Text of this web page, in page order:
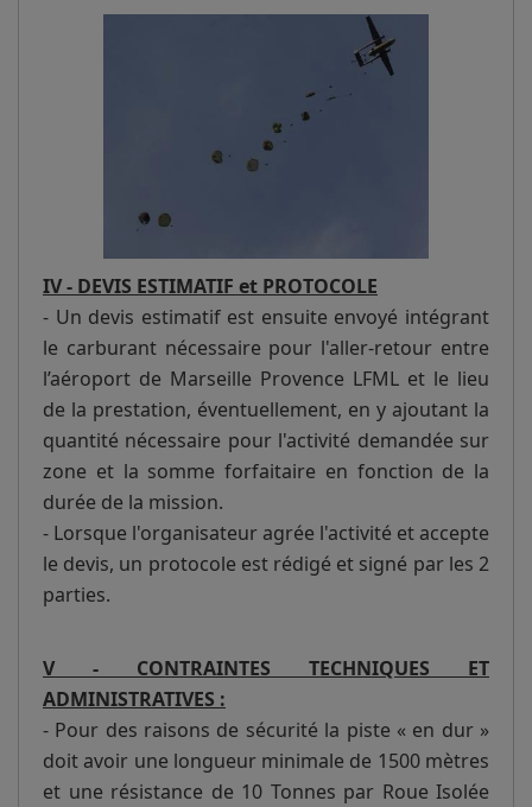
IV - DEVIS ESTIMATIF et PROTOCOLE
- Un devis estimatif est ensuite envoyé intégrant
le carburant nécessaire pour l'aller-retour entre
l’aéroport de Marseille Provence LFML et le lieu
de la prestation, éventuellement, en y ajoutant la
quantité nécessaire pour l'activité demandée sur
zone et la somme forfaitaire en fonction de la
durée de la mission.
- Lorsque l'organisateur agrée l'activité et accepte
le devis, un protocole est rédigé et signé par les 2
parties.
V - CONTRAINTES TECHNIQUES ET
ADMINISTRATIVES :
- Pour des raisons de sécurité la piste « en dur »
doit avoir une longueur minimale de 1500 mètres
et une résistance de 10 Tonnes par Roue Isolée